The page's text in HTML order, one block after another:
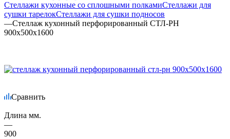
Стеллажи кухонные со сплошными полкамиСтеллажи для
сушки тарелокСтеллажи для сушки подносов
—Стеллаж кухонный перфорированный СТЛ-РН
900х500х1600
Сравнить
Длина мм.
—
900